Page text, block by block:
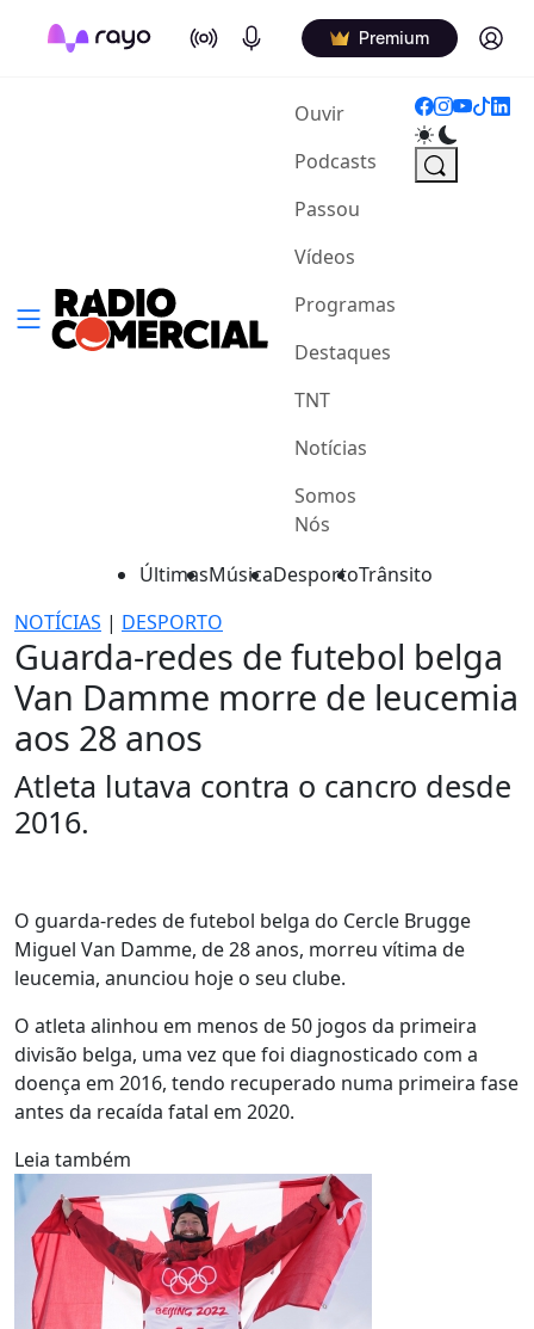
On Air Podcasts Premium Log in
Ouvir(current)
Podcasts
Passou
Vídeos
Programas
Destaques
TNT
Notícias
Somos
Nós
ÚltimasMúsicaDesportoTrânsito
NOTÍCIAS | DESPORTO
Guarda-redes de futebol belga
Van Damme morre de leucemia
aos 28 anos
Atleta lutava contra o cancro desde
2016.
O guarda-redes de futebol belga do Cercle Brugge
Miguel Van Damme, de 28 anos, morreu vítima de
leucemia, anunciou hoje o seu clube.
O atleta alinhou em menos de 50 jogos da primeira
divisão belga, uma vez que foi diagnosticado com a
doença em 2016, tendo recuperado numa primeira fase
antes da recaída fatal em 2020.
Leia também